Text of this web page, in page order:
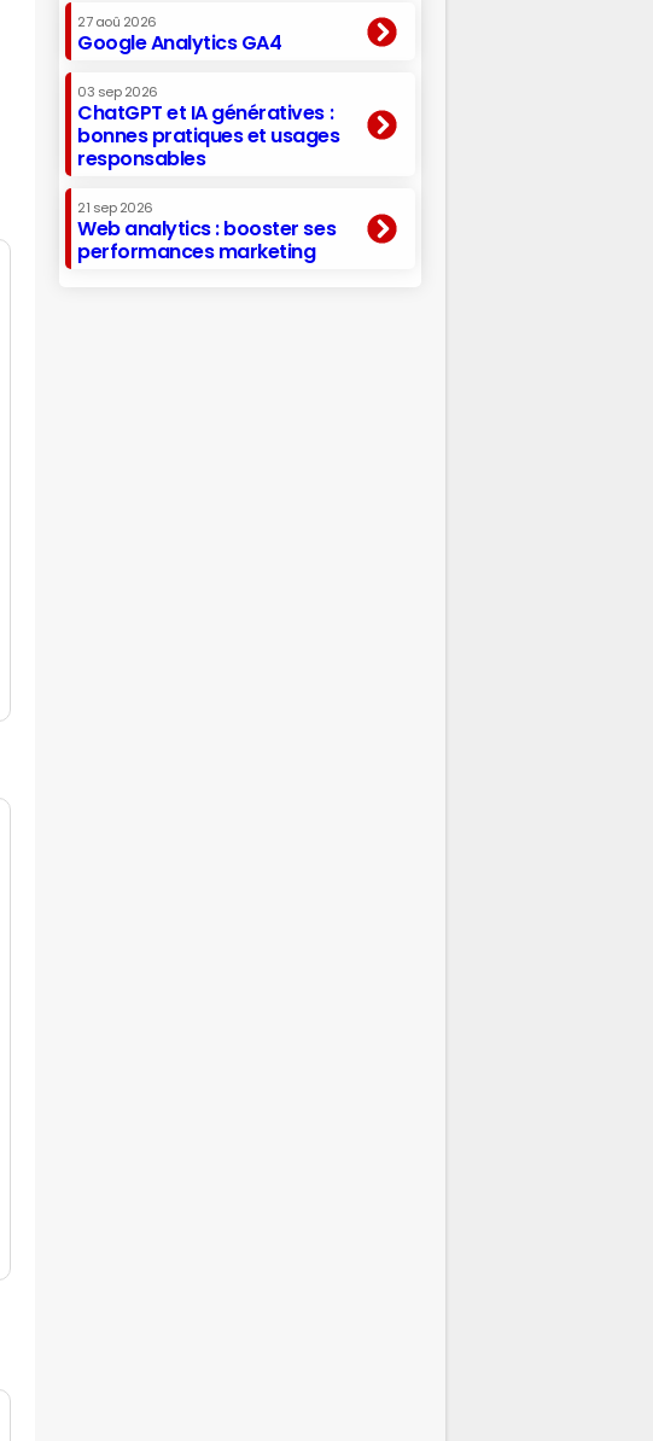
27 aoû 2026
Google Analytics GA4
03 sep 2026
ChatGPT et IA génératives :
bonnes pratiques et usages
responsables
21 sep 2026
Web analytics : booster ses
performances marketing